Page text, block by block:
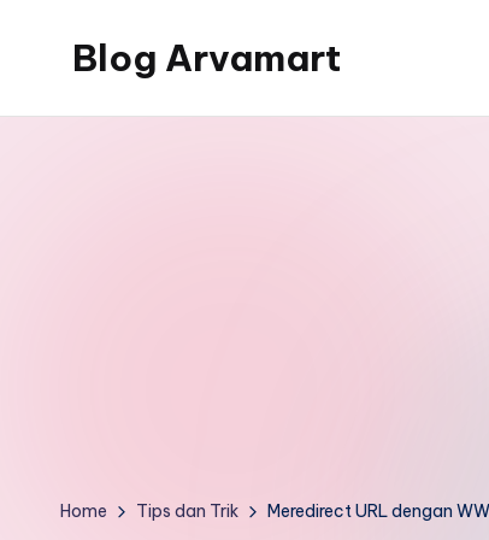
Blog Arvamart
Home Tips dan Trik Meredirect URL dengan